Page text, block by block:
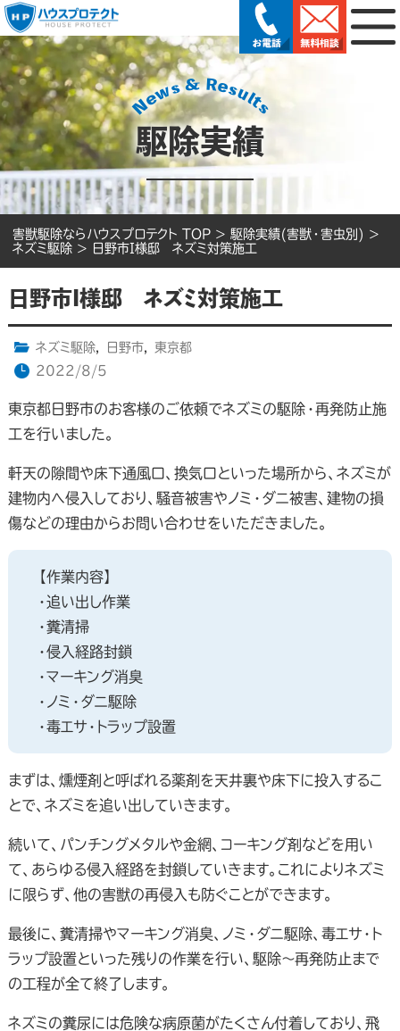
駆除実績
害獣駆除ならハウスプロテクト TOP > 駆除実績(害獣・害虫別) >
ネズミ駆除 > 日野市I様邸 ネズミ対策施工
日野市I様邸 ネズミ対策施工
ネズミ駆除, 日野市,
東京都
2022/8/5
東京都日野市のお客様のご依頼でネズミの駆除・再発防止施
工を行いました。
軒天の隙間や床下通風口、換気口といった場所から、ネズミが
建物内へ侵入しており、騒音被害やノミ・ダニ被害、建物の損
傷などの理由からお問い合わせをいただきました。
【作業内容】
・追い出し作業
・糞清掃
・侵入経路封鎖
・マーキング消臭
・ノミ・ダニ駆除
・毒エサ・トラップ設置
まずは、燻煙剤と呼ばれる薬剤を天井裏や床下に投入するこ
とで、ネズミを追い出していきます。
続いて、パンチングメタルや金網、コーキング剤などを用い
て、あらゆる侵入経路を封鎖していきます。これによりネズミ
に限らず、他の害獣の再侵入も防ぐことができます。
最後に、糞清掃やマーキング消臭、ノミ・ダニ駆除、毒エサ・ト
ラップ設置といった残りの作業を行い、駆除～再発防止まで
の工程が全て終了します。
ネズミの糞尿には危険な病原菌がたくさん付着しており、飛